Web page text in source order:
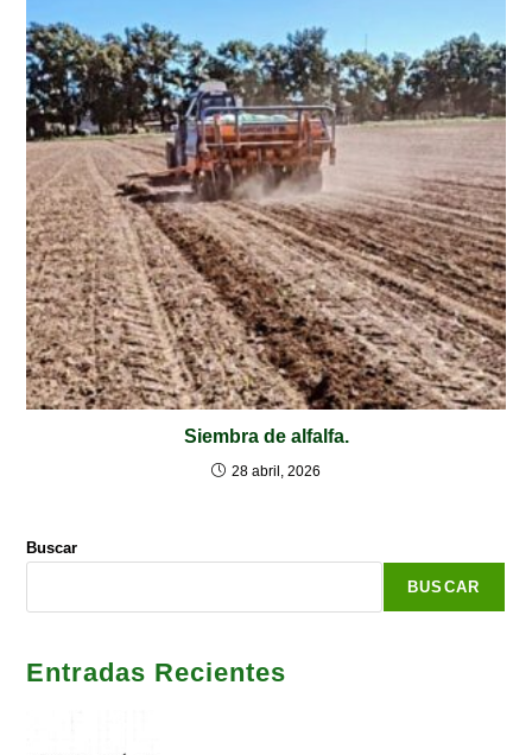
Siembra de alfalfa.
28 abril, 2026
Buscar
BUSCAR
Entradas Recientes